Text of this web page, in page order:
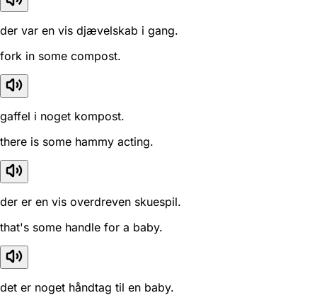
der var en vis djævelskab i gang.
fork in some compost.
gaffel i noget kompost.
there is some hammy acting.
der er en vis overdreven skuespil.
that's some handle for a baby.
det er noget håndtag til en baby.